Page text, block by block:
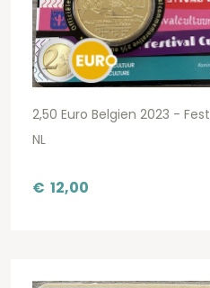
2,50 Euro Belgien 2023 -
NL
€ 12,00